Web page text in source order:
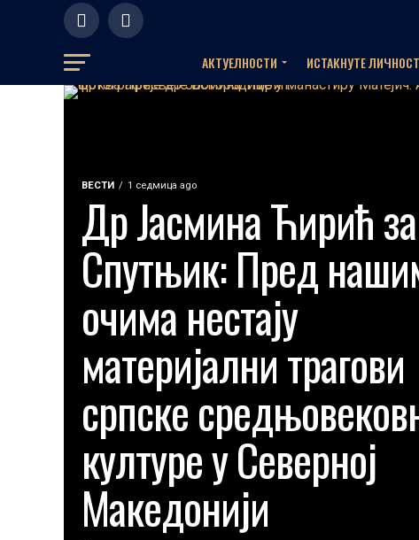
АКТУЕЛНOСТИ ИСТАКНУТЕ
ВЕСТИ 1 седмица ago
Др Јасмина Ћирић за
Спутњик: Пред
очима нестају
материјални трагови
српске
културе у Северној
Македонији